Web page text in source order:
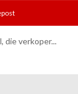
die verkoper...